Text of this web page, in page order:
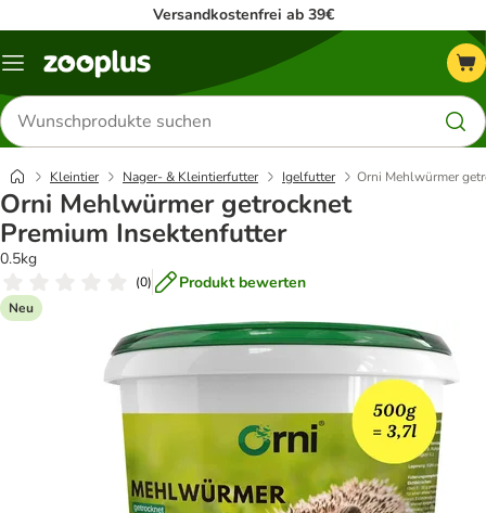
Versandkostenfrei ab 39€
Menü
Produkte
suchen
Kleintier Nager- & Kleintierfutter Igelfutter Orni Mehlwürmer
Orni Mehlwürmer getrocknet
Premium Insektenfutter
0.5kg
(0) Produkt bewerten
Neu